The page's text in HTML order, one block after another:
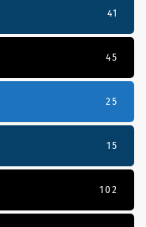
41
45
25
15
102